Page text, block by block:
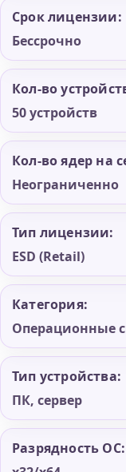
Срок лицензии:
Бессрочно
Кол-во
50 устройств
Кол-во ядер на
Неограниченно
Тип лицензии:
ESD (Retail)
Категория:
Операционные
Тип устройства:
ПК, сервер
Разрядность ОС: